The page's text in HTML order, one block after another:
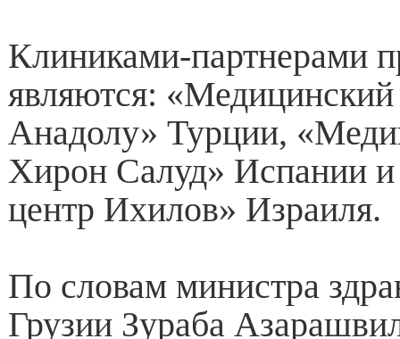
Клиниками-партнерами
являются: «Медицинский
Анадолу» Турции,
Хирон Салуд» Испании
центр Ихилов» Израиля.
По словам министра
Грузии Зураба